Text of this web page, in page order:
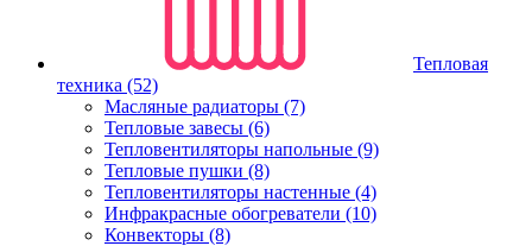
Тепловая
техника (52)
Масляные радиаторы (7)
Тепловые завесы (6)
Тепловентиляторы напольные (9)
Тепловые пушки (8)
Тепловентиляторы настенные (4)
Инфракрасные обогреватели (10)
Конвекторы (8)